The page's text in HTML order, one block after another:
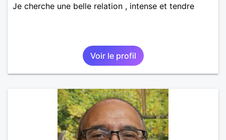
Je cherche une belle relation , intense et tendre
Voir le profil